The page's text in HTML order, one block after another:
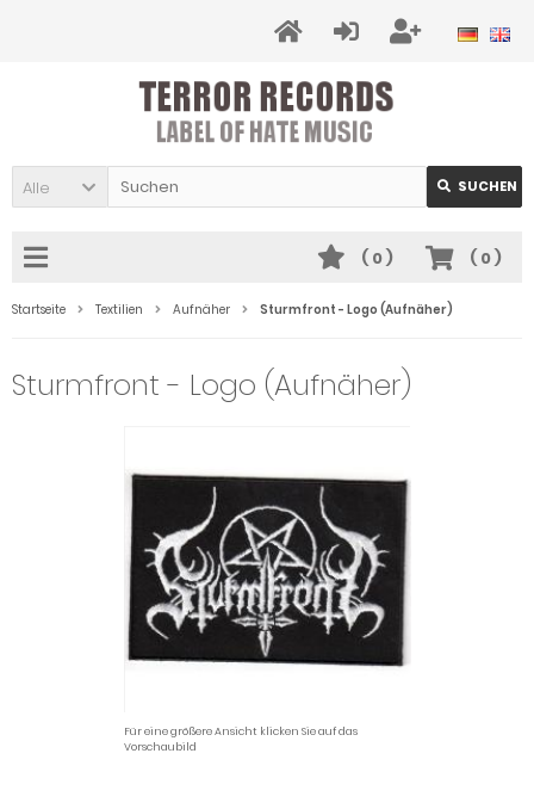
Alle SUCHEN
( 0)
( 0)
Startseite Textilien Aufnäher Sturmfront - Logo (Aufnäher)
Sturmfront - Logo (Aufnäher)
Für eine größere Ansicht klicken Sie auf das
Vorschaubild